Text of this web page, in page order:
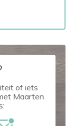
of iets
Maarten